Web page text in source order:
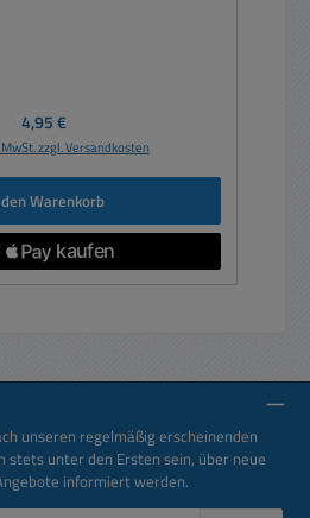
Regulärer Preis:
4,95 €
zzgl. Versandkosten
Warenkorb
unseren regelmäßig erscheinenden
stets unter den Ersten sein, über neue
informiert werden.